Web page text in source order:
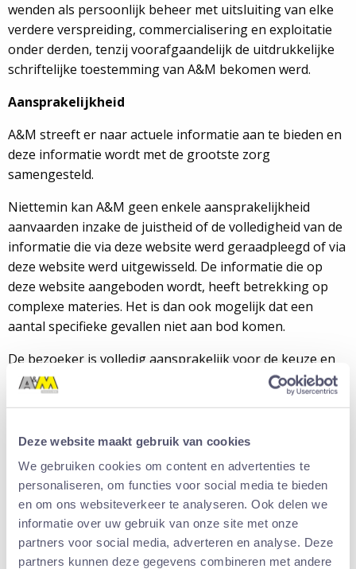
Deze website maakt gebruik van cookies
We gebruiken cookies om content en advertenties te
personaliseren, om functies voor social media te bieden
en om ons websiteverkeer te analyseren. Ook delen we
informatie over uw gebruik van onze site met onze
partners voor social media, adverteren en analyse. Deze
partners kunnen deze gegevens combineren met andere
wenden als persoonlijk beheer met uitsluiting van elke
verdere verspreiding, commercialisering en exploitatie
onder derden, tenzij voorafgaandelijk de uitdrukkelijke
schriftelijke toestemming van A&M bekomen werd.
Aansprakelijkheid
A&M streeft er naar actuele informatie aan te bieden en
deze informatie wordt met de grootste zorg
samengesteld.
Niettemin kan A&M geen enkele aansprakelijkheid
aanvaarden inzake de juistheid of de volledigheid van de
informatie die via deze website werd geraadpleegd of via
deze website werd uitgewisseld. De informatie die op
deze website aangeboden wordt, heeft betrekking op
complexe materies. Het is dan ook mogelijk dat een
aantal specifieke gevallen niet aan bod komen.
De bezoeker is volledig aansprakelijk voor de keuze en
de toepasbaarheid van de juridische informatie op zijn
specifieke situatie of casus. De informatie op deze
professionele bijstand. In geval van twijfel of voor
bijkomende inlichtingen kunt u terecht bij de juridische
dienst van A&M. Deze dienst kan in voorkomend geval
overgaan tot het factureren van het verschaffen van
bijkomende informatie.
Daarenboven zal A&M in geen geval aansprakelijk zijn